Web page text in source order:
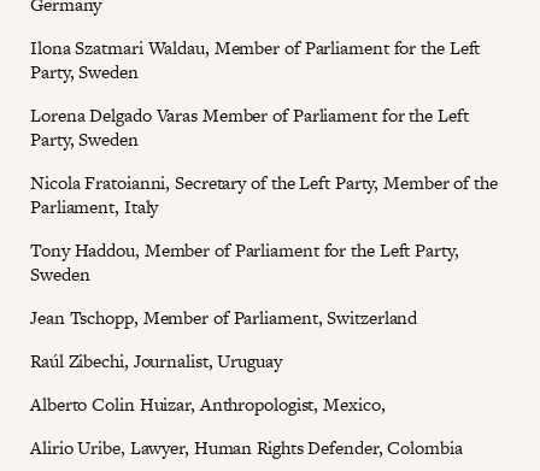
Ilona Szatmari Waldau, Member of Parliament for the Left
Party, Sweden
Lorena Delgado Varas Member of Parliament for the Left
Party, Sweden
Nicola Fratoianni, Secretary of the Left Party, Member of the
Parliament, Italy
Tony Haddou, Member of Parliament for the Left Party,
Sweden
Jean Tschopp, Member of Parliament, Switzerland
Raúl Zibechi, Journalist, Uruguay
Alberto Colin Huizar, Anthropologist, Mexico,
Alirio Uribe, Lawyer, Human Rights Defender, Colombia